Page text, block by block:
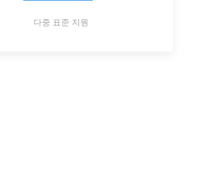
다중 표준 지원